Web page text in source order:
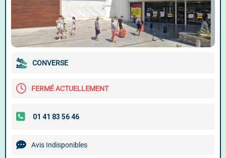
CONVERSE
FERMÉ ACTUELLEMENT
Avis Indisponibles